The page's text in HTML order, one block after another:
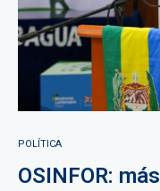
POLÍTICA
OSINFOR: